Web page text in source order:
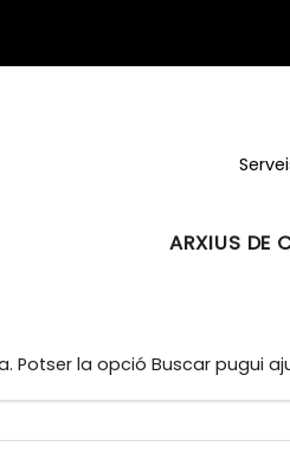
ARXIUS DE
Potser la opció Buscar pugui